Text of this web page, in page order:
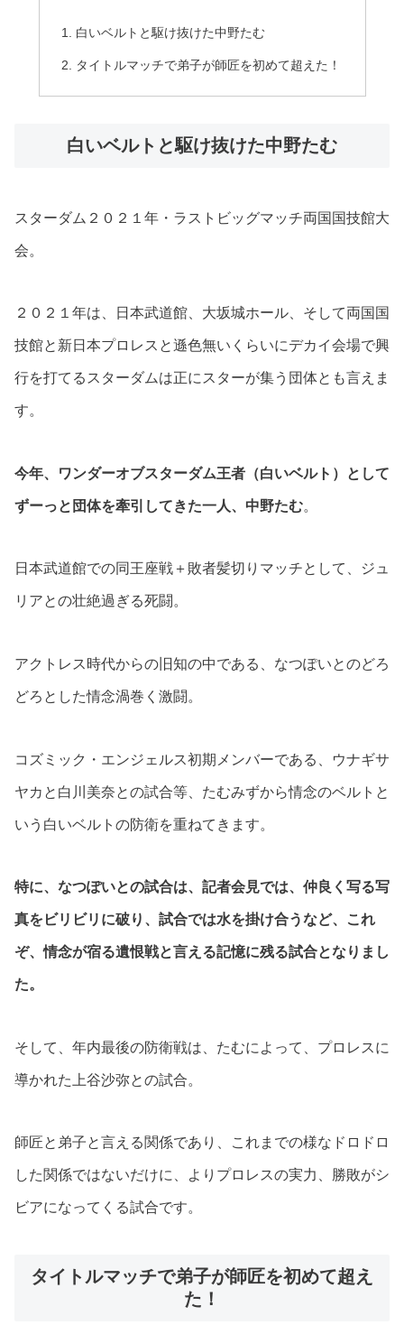
白いベルトと駆け抜けた中野たむ
タイトルマッチで弟子が師匠を初めて超えた！
白いベルトと駆け抜けた中野たむ
スターダム２０２１年・ラストビッグマッチ両国国技館大
会。
２０２１年は、日本武道館、大坂城ホール、そして両国国
技館と新日本プロレスと遜色無いくらいにデカイ会場で興
行を打てるスターダムは正にスターが集う団体とも言えま
す。
今年、ワンダーオブスターダム王者（白いベルト）として
ずーっと団体を牽引してきた一人、中野たむ。
日本武道館での同王座戦＋敗者髪切りマッチとして、ジュ
リアとの壮絶過ぎる死闘。
アクトレス時代からの旧知の中である、なつぽいとのどろ
どろとした情念渦巻く激闘。
コズミック・エンジェルス初期メンバーである、ウナギサ
ヤカと白川美奈との試合等、たむみずから情念のベルトと
いう白いベルトの防衛を重ねてきます。
特に、なつぽいとの試合は、記者会見では、仲良く写る写
真をビリビリに破り、試合では水を掛け合うなど、これ
ぞ、情念が宿る遺恨戦と言える記憶に残る試合となりまし
た。
そして、年内最後の防衛戦は、たむによって、プロレスに
導かれた上谷沙弥との試合。
師匠と弟子と言える関係であり、これまでの様なドロドロ
した関係ではないだけに、よりプロレスの実力、勝敗がシ
ビアになってくる試合です。
タイトルマッチで弟子が師匠を初めて超え
た！